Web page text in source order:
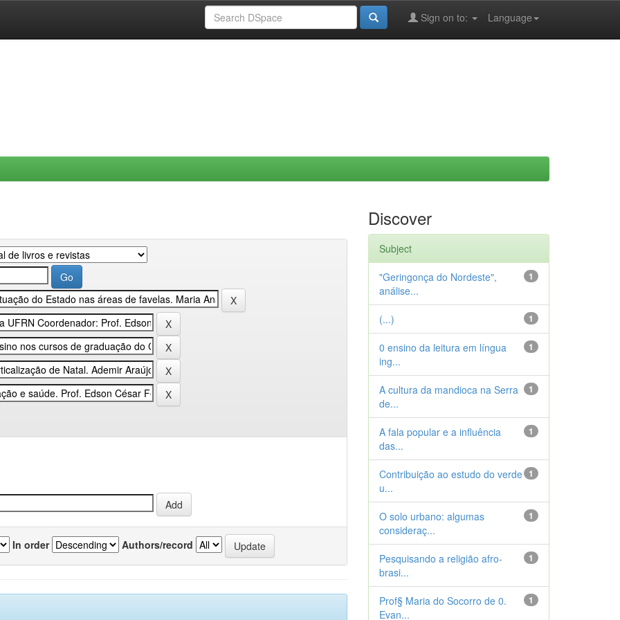
Language
Sign on to:
In order Authors/record
Discover
Subject
1
"Geringonça do Nordeste",
análise...
1
(...)
1
0 ensino da leitura em língua
ing...
1
A cultura da mandioca na Serra
de...
1
A fala popular e a influência
das...
1
Contribuição ao estudo do verde
u...
1
O solo urbano: algumas
consideraç...
1
Pesquisando a religião afro-
brasi...
1
Prof§ Maria do Socorro de 0.
Evan...